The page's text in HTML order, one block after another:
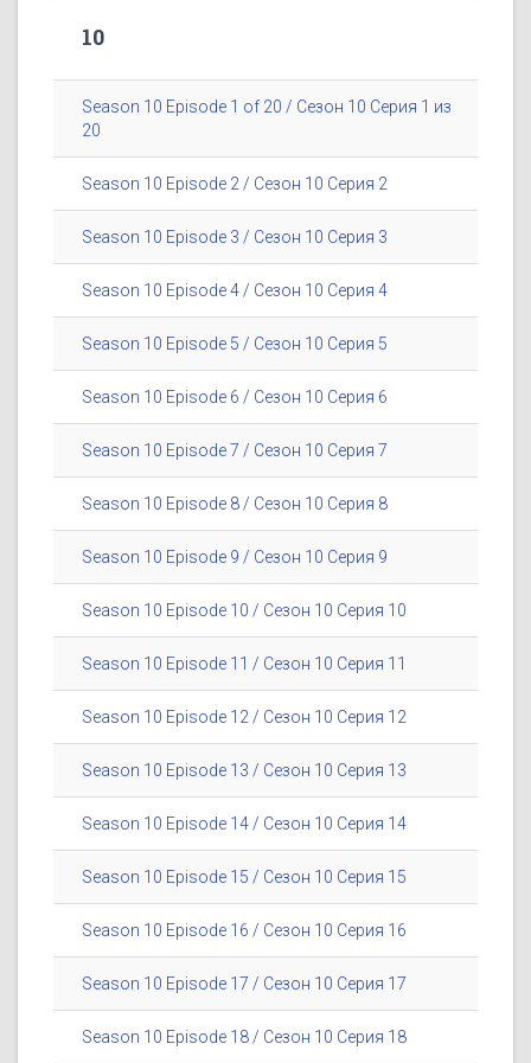
10
Season 10 Episode 1 of 20 / Сезон 10 Серия 1 из
20
Season 10 Episode 2 / Сезон 10 Серия 2
Season 10 Episode 3 / Сезон 10 Серия 3
Season 10 Episode 4 / Сезон 10 Серия 4
Season 10 Episode 5 / Сезон 10 Серия 5
Season 10 Episode 6 / Сезон 10 Серия 6
Season 10 Episode 7 / Сезон 10 Серия 7
Season 10 Episode 8 / Сезон 10 Серия 8
Season 10 Episode 9 / Сезон 10 Серия 9
Season 10 Episode 10 / Сезон 10 Серия 10
Season 10 Episode 11 / Сезон 10 Серия 11
Season 10 Episode 12 / Сезон 10 Серия 12
Season 10 Episode 13 / Сезон 10 Серия 13
Season 10 Episode 14 / Сезон 10 Серия 14
Season 10 Episode 15 / Сезон 10 Серия 15
Season 10 Episode 16 / Сезон 10 Серия 16
Season 10 Episode 17 / Сезон 10 Серия 17
Season 10 Episode 18 / Сезон 10 Серия 18